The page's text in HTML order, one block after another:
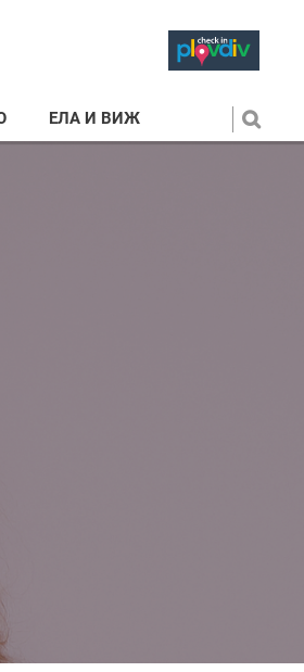
ЕЛА И ВИЖ